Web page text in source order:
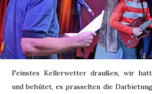
Feinstes Kellerwetter draußen, wir
und behütet, es prasselten die